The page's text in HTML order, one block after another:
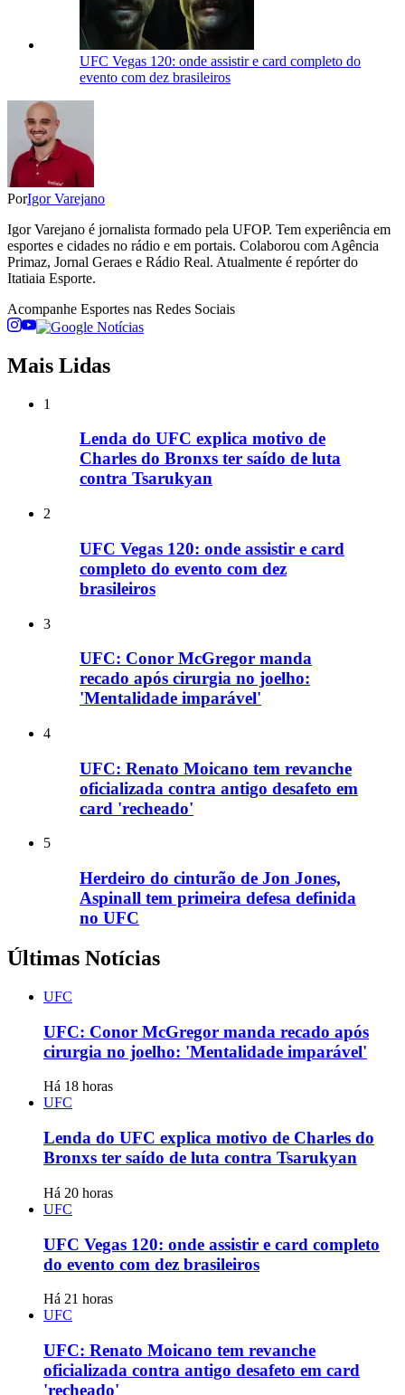
UFC Vegas 120: onde assistir e card completo do
evento com dez brasileiros
PorIgor Varejano
Igor Varejano é jornalista formado pela UFOP. Tem experiência em
esportes e cidades no rádio e em portais. Colaborou com Agência
Primaz, Jornal Geraes e Rádio Real. Atualmente é repórter do
Itatiaia Esporte.
Acompanhe Esportes nas Redes Sociais
Mais Lidas
1
Lenda do UFC explica motivo de
Charles do Bronxs ter saído de luta
contra Tsarukyan
2
UFC Vegas 120: onde assistir e card
completo do evento com dez
brasileiros
3
UFC: Conor McGregor manda
recado após cirurgia no joelho:
'Mentalidade imparável'
4
UFC: Renato Moicano tem revanche
oficializada contra antigo desafeto em
card 'recheado'
5
Herdeiro do cinturão de Jon Jones,
Aspinall tem primeira defesa definida
no UFC
Últimas Notícias
UFC
UFC: Conor McGregor manda recado após
cirurgia no joelho: 'Mentalidade imparável'
Há 18 horas
UFC
Lenda do UFC explica motivo de Charles do
Bronxs ter saído de luta contra Tsarukyan
Há 20 horas
UFC
UFC Vegas 120: onde assistir e card completo
do evento com dez brasileiros
Há 21 horas
UFC
UFC: Renato Moicano tem revanche
oficializada contra antigo desafeto em card
'recheado'